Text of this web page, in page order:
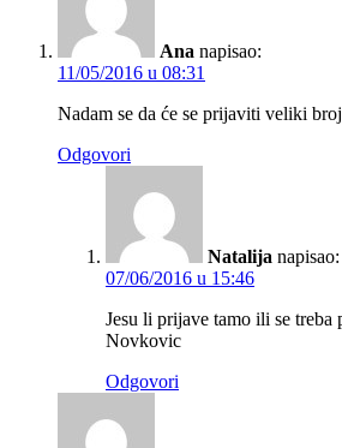
Ana napisao:
11/05/2016 u 08:31
Nadam se da će se prijaviti veliki
Odgovori
Natalija napisao:
07/06/2016 u 15:46
Jesu li prijave tamo ili se
Novkovic
Odgovori